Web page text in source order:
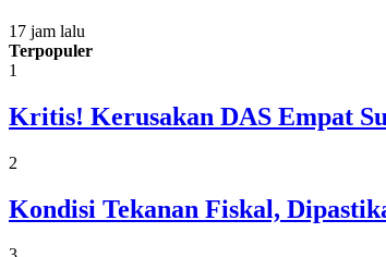
17 jam lalu
Terpopuler
1
Kritis! Kerusakan DAS Empat
2
Kondisi Tekanan Fiskal,